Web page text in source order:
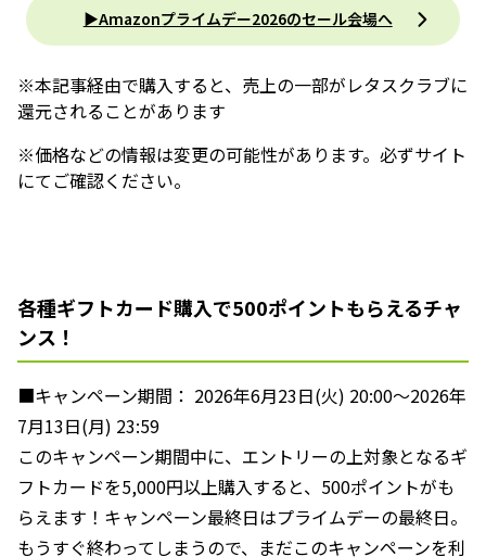
▶︎Amazonプライムデー2026のセール会場へ
※本記事経由で購入すると、売上の一部がレタスクラブに
還元されることがあります
※価格などの情報は変更の可能性があります。必ずサイト
にてご確認ください。
各種ギフトカード購入で500ポイントもらえるチャ
ンス！
■キャンペーン期間： 2026年6月23日(火) 20:00〜2026年
7月13日(月) 23:59
このキャンペーン期間中に、エントリーの上対象となるギ
フトカードを5,000円以上購入すると、500ポイントがも
らえます！キャンペーン最終日はプライムデーの最終日。
もうすぐ終わってしまうので、まだこのキャンペーンを利